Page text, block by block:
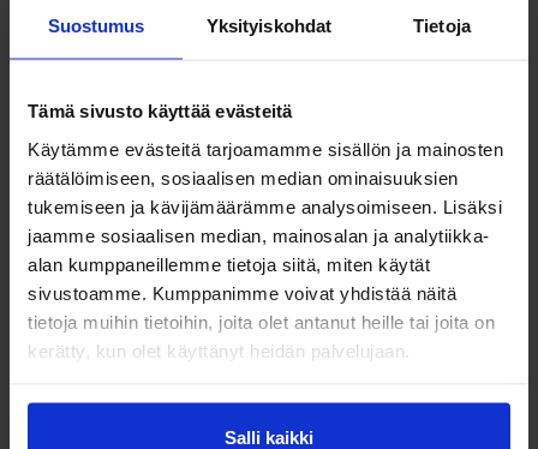
Suostumus Yksityiskohdat Tietoja
Tämä sivusto käyttää evästeitä
Käytämme evästeitä tarjoamamme sisällön ja mainosten
räätälöimiseen, sosiaalisen median ominaisuuksien
tukemiseen ja kävijämäärämme analysoimiseen. Lisäksi
jaamme sosiaalisen median, mainosalan ja analytiikka-
alan kumppaneillemme tietoja siitä, miten käytät
sivustoamme. Kumppanimme voivat yhdistää näitä
tietoja muihin tietoihin, joita olet antanut heille tai joita on
kerätty, kun olet käyttänyt heidän palvelujaan.
Salli kaikki
Opus Liberum
Hämeentie 155 C, 00560 Helsinki
0207 109 695
Jos jokin askarruttaa kirjan julkaisemisessa, ota
yhteyttä oheisen lomakkeen kautta. Palaamme
sinulle asiaan mahdollisimman pian.
Yhteydenotto